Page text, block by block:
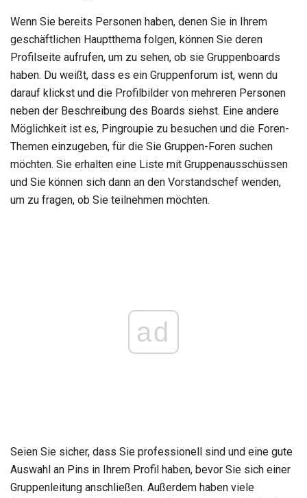
Wenn Sie bereits Personen haben, denen Sie in Ihrem
geschäftlichen Hauptthema folgen, können Sie deren
Profilseite aufrufen, um zu sehen, ob sie Gruppenboards
haben. Du weißt, dass es ein Gruppenforum ist, wenn du
darauf klickst und die Profilbilder von mehreren Personen
neben der Beschreibung des Boards siehst. Eine andere
Möglichkeit ist es, Pingroupie zu besuchen und die Foren-
Themen einzugeben, für die Sie Gruppen-Foren suchen
möchten. Sie erhalten eine Liste mit Gruppenausschüssen
und Sie können sich dann an den Vorstandschef wenden,
um zu fragen, ob Sie teilnehmen möchten.
ad
Seien Sie sicher, dass Sie professionell sind und eine gute
Auswahl an Pins in Ihrem Profil haben, bevor Sie sich einer
Gruppenleitung anschließen. Außerdem haben viele